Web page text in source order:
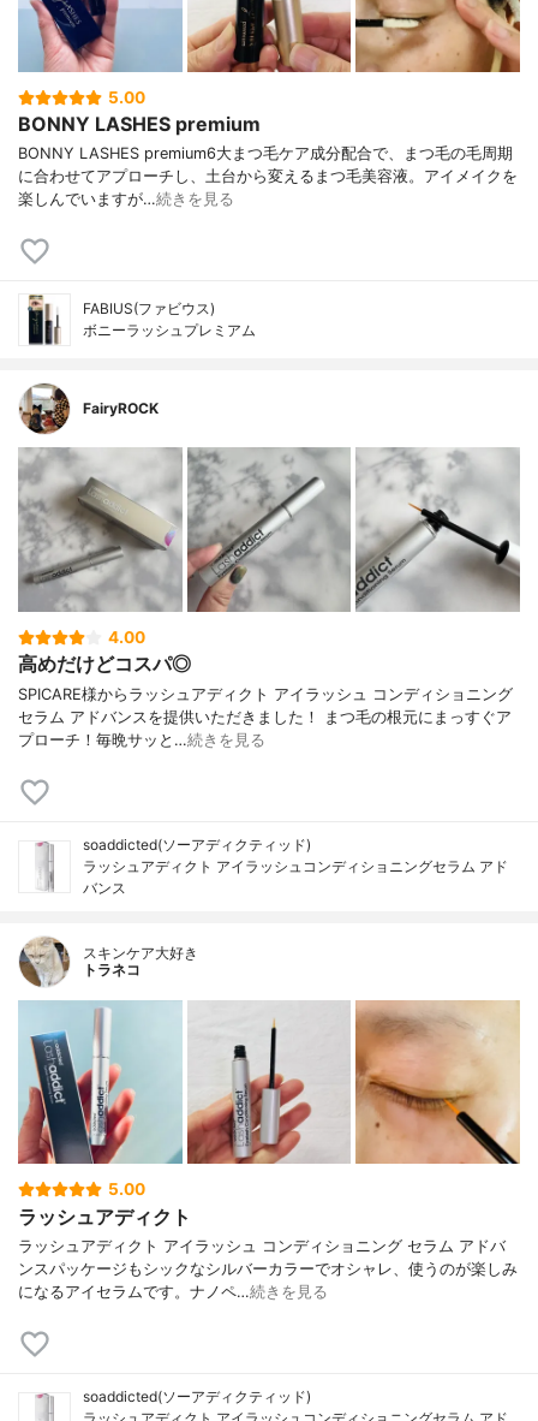
5.00
BONNY LASHES premium
BONNY LASHES premium6大まつ毛ケア成分配合で、まつ毛の毛周期
に合わせてアプローチし、土台から変えるまつ毛美容液。アイメイクを
楽しんでいますが…続きを見る
FABIUS(ファビウス)
ボニーラッシュプレミアム
FairyROCK
4.00
高めだけどコスパ◎
SPICARE様からラッシュアディクト アイラッシュ コンディショニング
セラム アドバンスを提供いただきました！ まつ毛の根元にまっすぐア
プローチ！毎晩サッと…続きを見る
soaddicted(ソーアディクティッド)
ラッシュアディクト アイラッシュコンディショニングセラム アド
バンス
スキンケア大好き
トラネコ
5.00
ラッシュアディクト
ラッシュアディクト アイラッシュ コンディショニング セラム アドバ
ンスパッケージもシックなシルバーカラーでオシャレ、使うのが楽しみ
になるアイセラムです。ナノペ…続きを見る
soaddicted(ソーアディクティッド)